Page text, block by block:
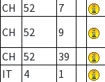
CH
52 7
CH
52 9
CH
52 39
IT
4 1